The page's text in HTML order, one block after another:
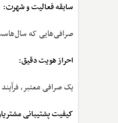
سابقه فعالیت و شهرت:
صرافی‌هایی که سال‌هاست
احراز هویت دقیق:
یک صرافی معتبر،
کیفیت پشتیبانی